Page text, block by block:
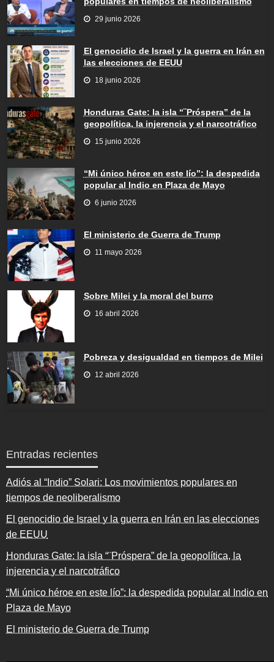
29 junio 2026
El genocidio de Israel y la guerra en Irán en
las elecciones de EEUU
18 junio 2026
Honduras Gate: la isla “¨Próspera” de la
geopolítica, la injerencia y el narcotráfico
15 junio 2026
“Mi único héroe en este lío”: la despedida
popular al Indio en Plaza de Mayo
6 junio 2026
El ministerio de Guerra de Trump
11 mayo 2026
Sobre Milei y la moral del burro
16 abril 2026
Pobreza y desigualdad en tiempos de Milei
12 abril 2026
Entradas recientes
Adiós al “Indio” Solari: Los movimientos populares en
tiempos de neoliberalismo
El genocidio de Israel y la guerra en Irán en las elecciones
de EEUU
Honduras Gate: la isla “¨Próspera” de la geopolítica, la
injerencia y el narcotráfico
“Mi único héroe en este lío”: la despedida popular al Indio en
Plaza de Mayo
El ministerio de Guerra de Trump